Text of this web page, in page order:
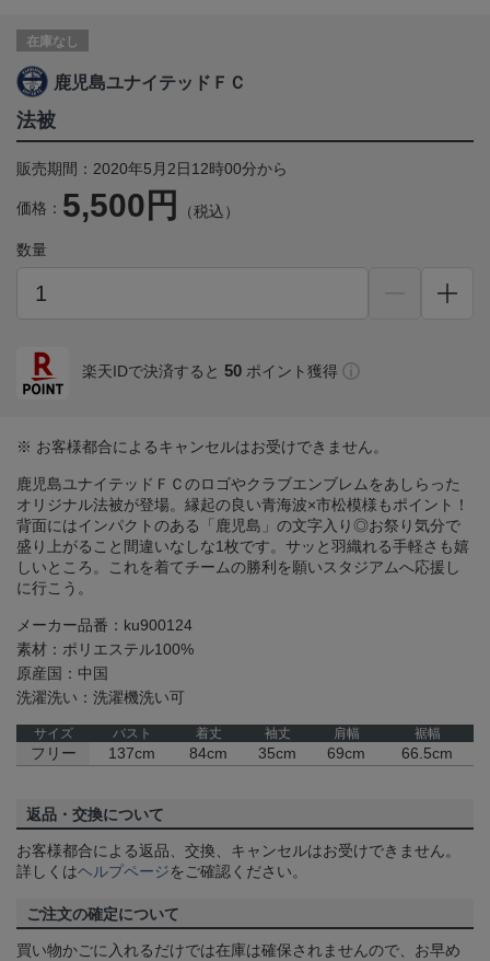
在庫なし
鹿児島ユナイテッドＦＣ
法被
販売期間：2020年5月2日12時00分から
価格： 5,500円 （税込）
数量
楽天IDで決済すると 50 ポイント獲得
※ お客様都合によるキャンセルはお受けできません。
鹿児島ユナイテッドＦＣのロゴやクラブエンブレムをあしらった
オリジナル法被が登場。縁起の良い青海波×市松模様もポイント！
背面にはインパクトのある「鹿児島」の文字入り◎お祭り気分で
盛り上がること間違いなしな1枚です。サッと羽織れる手軽さも嬉
しいところ。これを着てチームの勝利を願いスタジアムへ応援し
に行こう。
メーカー品番：ku900124
素材：ポリエステル100%
原産国：中国
洗濯洗い：洗濯機洗い可
サイズ バスト 着丈 袖丈 肩幅 裾幅
フリー 137cm 84cm 35cm 69cm 66.5cm
返品・交換について
お客様都合による返品、交換、キャンセルはお受けできません。
詳しくはヘルプページをご確認ください。
ご注文の確定について
買い物かごに入れるだけでは在庫は確保されませんので、お早め